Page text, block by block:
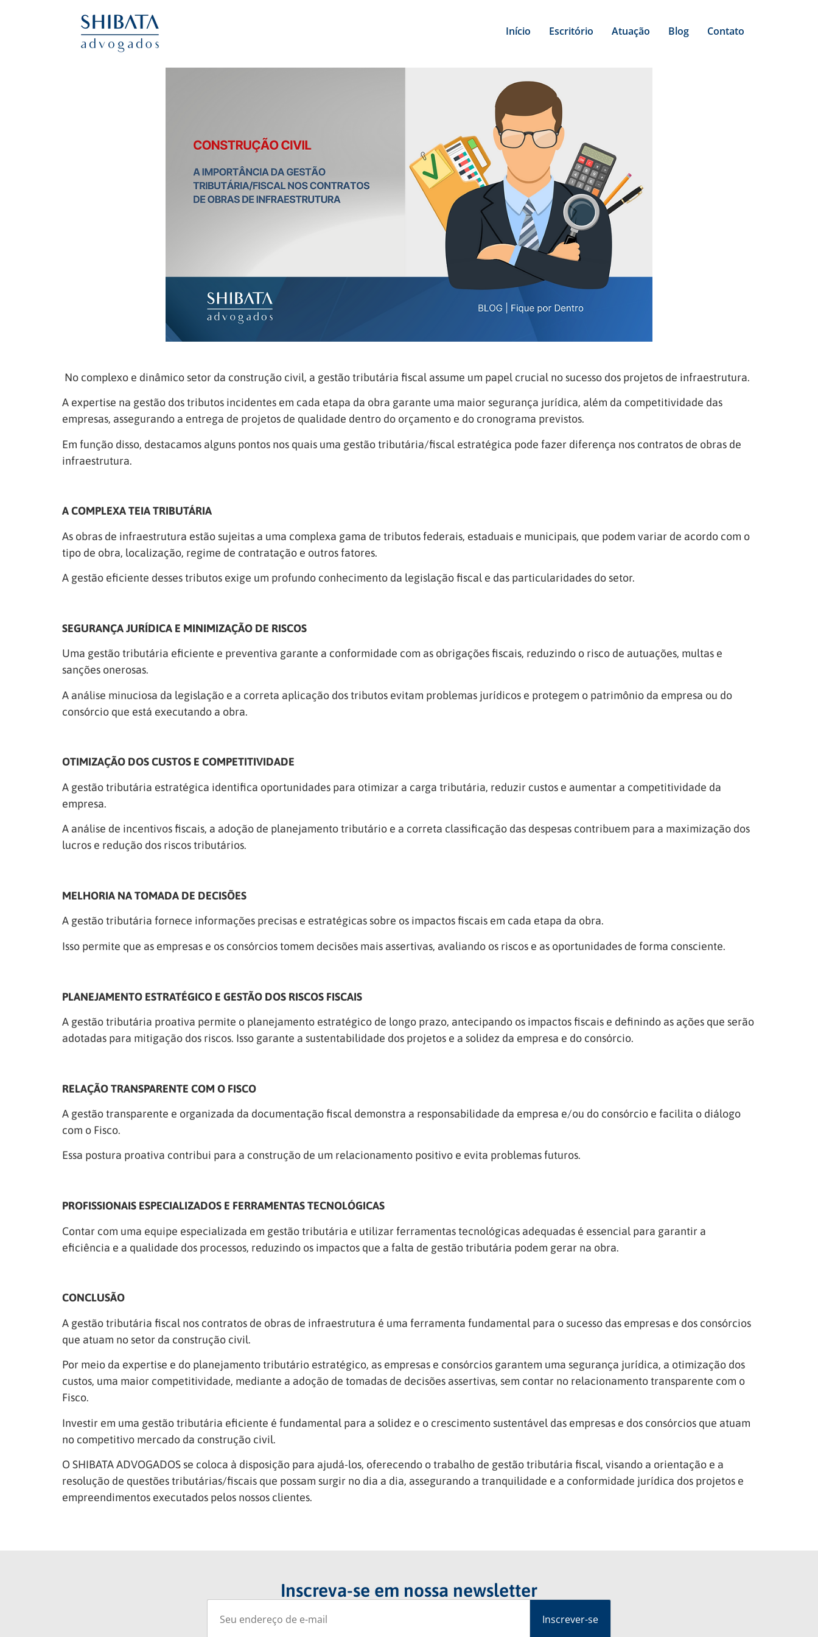
Início Escritório Atuação Blog Contato
No complexo e dinâmico setor da construção civil, a gestão tributária fiscal assume um papel crucial no sucesso dos projetos de infraestrutura.
A expertise na gestão dos tributos incidentes em cada etapa da obra garante uma maior segurança jurídica, além da competitividade das
empresas, assegurando a entrega de projetos de qualidade dentro do orçamento e do cronograma previstos.
Em função disso, destacamos alguns pontos nos quais uma gestão tributária/fiscal estratégica pode fazer diferença nos contratos de obras de
infraestrutura.
A COMPLEXA TEIA TRIBUTÁRIA
As obras de infraestrutura estão sujeitas a uma complexa gama de tributos federais, estaduais e municipais, que podem variar de acordo com o
tipo de obra, localização, regime de contratação e outros fatores.
A gestão eficiente desses tributos exige um profundo conhecimento da legislação fiscal e das particularidades do setor.
SEGURANÇA JURÍDICA E MINIMIZAÇÃO DE RISCOS
Uma gestão tributária eficiente e preventiva garante a conformidade com as obrigações fiscais, reduzindo o risco de autuações, multas e
sanções onerosas.
A análise minuciosa da legislação e a correta aplicação dos tributos evitam problemas jurídicos e protegem o patrimônio da empresa ou do
consórcio que está executando a obra.
OTIMIZAÇÃO DOS CUSTOS E COMPETITIVIDADE
A gestão tributária estratégica identifica oportunidades para otimizar a carga tributária, reduzir custos e aumentar a competitividade da
empresa.
A análise de incentivos fiscais, a adoção de planejamento tributário e a correta classificação das despesas contribuem para a maximização dos
lucros e redução dos riscos tributários.
MELHORIA NA TOMADA DE DECISÕES
A gestão tributária fornece informações precisas e estratégicas sobre os impactos fiscais em cada etapa da obra.
Isso permite que as empresas e os consórcios tomem decisões mais assertivas, avaliando os riscos e as oportunidades de forma consciente.
PLANEJAMENTO ESTRATÉGICO E GESTÃO DOS RISCOS FISCAIS
A gestão tributária proativa permite o planejamento estratégico de longo prazo, antecipando os impactos fiscais e definindo as ações que serão
adotadas para mitigação dos riscos. Isso garante a sustentabilidade dos projetos e a solidez da empresa e do consórcio.
RELAÇÃO TRANSPARENTE COM O FISCO
A gestão transparente e organizada da documentação fiscal demonstra a responsabilidade da empresa e/ou do consórcio e facilita o diálogo
com o Fisco.
Essa postura proativa contribui para a construção de um relacionamento positivo e evita problemas futuros.
PROFISSIONAIS ESPECIALIZADOS E FERRAMENTAS TECNOLÓGICAS
Contar com uma equipe especializada em gestão tributária e utilizar ferramentas tecnológicas adequadas é essencial para garantir a
eficiência e a qualidade dos processos, reduzindo os impactos que a falta de gestão tributária podem gerar na obra.
CONCLUSÃO
A gestão tributária fiscal nos contratos de obras de infraestrutura é uma ferramenta fundamental para o sucesso das empresas e dos consórcios
que atuam no setor da construção civil.
Por meio da expertise e do planejamento tributário estratégico, as empresas e consórcios garantem uma segurança jurídica, a otimização dos
custos, uma maior competitividade, mediante a adoção de tomadas de decisões assertivas, sem contar no relacionamento transparente com o
Fisco.
Investir em uma gestão tributária eficiente é fundamental para a solidez e o crescimento sustentável das empresas e dos consórcios que atuam
no competitivo mercado da construção civil.
O SHIBATA ADVOGADOS se coloca à disposição para ajudá-los, oferecendo o trabalho de gestão tributária fiscal, visando a orientação e a
resolução de questões tributárias/fiscais que possam surgir no dia a dia, assegurando a tranquilidade e a conformidade jurídica dos projetos e
empreendimentos executados pelos nossos clientes.
Inscreva-se em nossa newsletter